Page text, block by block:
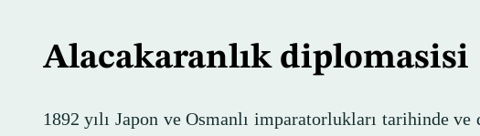
Alacakaranlık diplomasisi
1892 yılı Japon ve Osmanlı imparatorlukları tarihinde ve